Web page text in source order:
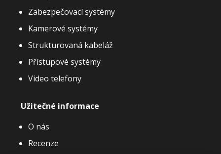
Zabezpečovací systémy
Kamerové systémy
Strukturovaná kabeláž
Přístupové systémy
Video telefony
Užitečné informace
O nás
Recenze